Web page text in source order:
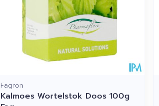
Fagron
Kalmoes Wortelstok Doos 100g